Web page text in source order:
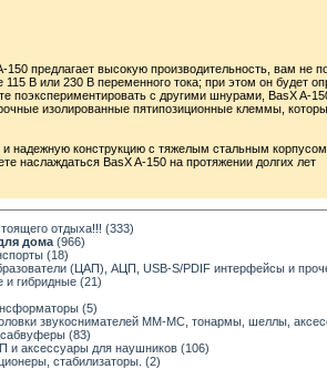
150 предлагает высокую производительность, вам не
115 В или 230 В переменного тока; при этом он
поэкспериментировать с другими шнурами, BasX
изолированные пятипозиционные клеммы,
надежную конструкцию с тяжелым стальным
наслаждаться BasX A-150 на протяжении долгих лет
отдыха!!! (333)
дома (966)
(18)
(ЦАП), АЦП, USB-S/PDIF интерфейсы и
и гибридные (21)
(5)
звукоснимателей ММ-МС, тонармы, шеллы,
(83)
и аксессуары для наушников (106)
стабилизаторы. (2)